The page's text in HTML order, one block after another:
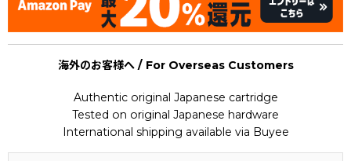
海外のお客様へ / For Overseas Customers
Authentic original Japanese cartridge
Tested on original Japanese hardware
International shipping available via Buyee